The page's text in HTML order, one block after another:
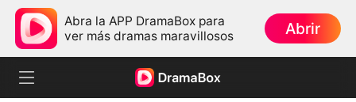
Abra la APP DramaBox para
ver más dramas maravillosos
Abrir